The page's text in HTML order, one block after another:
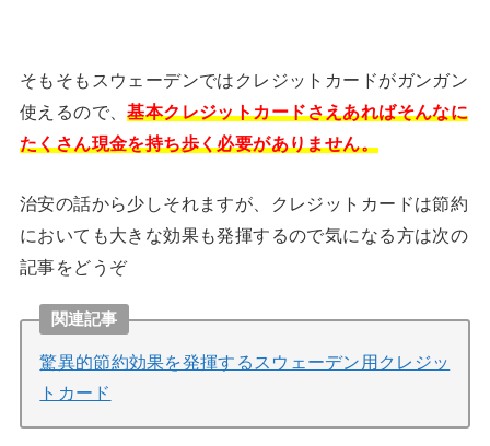
そもそもスウェーデンではクレジットカードがガンガン
使えるので、基本クレジットカードさえあればそんなに
たくさん現金を持ち歩く必要がありません。
治安の話から少しそれますが、クレジットカードは節約
においても大きな効果も発揮するので気になる方は次の
記事をどうぞ
関連記事
驚異的節約効果を発揮するスウェーデン用クレジッ
トカード